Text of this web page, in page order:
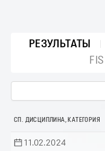
РЕЗУЛЬТАТЫ
СП. ДИСЦИПЛИНА, КАТЕГОРИЯ
11.02.2024